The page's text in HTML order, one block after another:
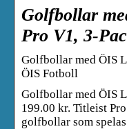
Golfbollar
Pro V1, 3-
Golfbollar med ÖIS
ÖIS Fotboll
Golfbollar med ÖIS
199.00 kr. Titleist
golfbollar som